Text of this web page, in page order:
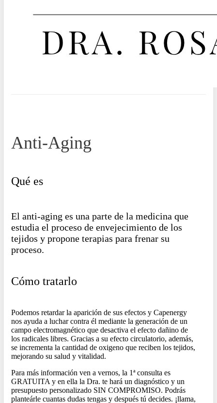
Anti-Aging
Qué es
El anti-aging es una parte de la medicina que
estudia el proceso de envejecimiento de los
tejidos y propone terapias para frenar su
proceso.
Cómo tratarlo
Podemos retardar la aparición de sus efectos y Capenergy
nos ayuda a luchar contra él mediante la generación de un
campo electromagnético que desactiva el efecto dañino de
los radicales libres. Gracias a su efecto circulatorio, además,
se incrementa la cantidad de oxigeno que reciben los tejidos,
mejorando su salud y vitalidad.
Para más información ven a vernos, la 1ª consulta es
GRATUITA y en ella la Dra. te hará un diagnóstico y un
presupuesto personalizado SIN COMPROMISO. Podrás
planteárle cuantas dudas tengas y después tú decides. ¡llama,